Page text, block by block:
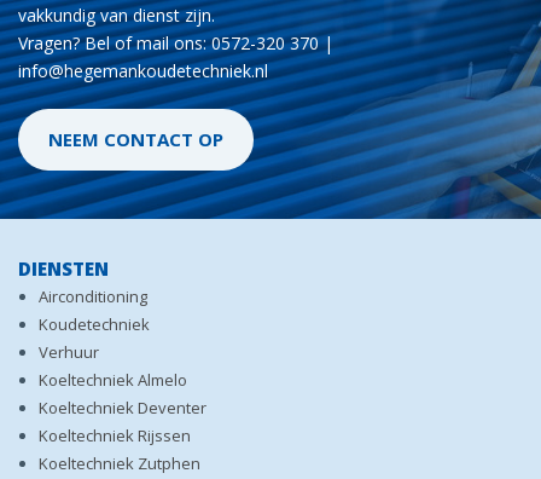
vakkundig van dienst zijn.
Vragen? Bel of mail ons: 0572-320 370 |
info@hegemankoudetechniek.nl
NEEM CONTACT OP
DIENSTEN
Airconditioning
Koudetechniek
Verhuur
Koeltechniek Almelo
Koeltechniek Deventer
Koeltechniek Rijssen
Koeltechniek Zutphen